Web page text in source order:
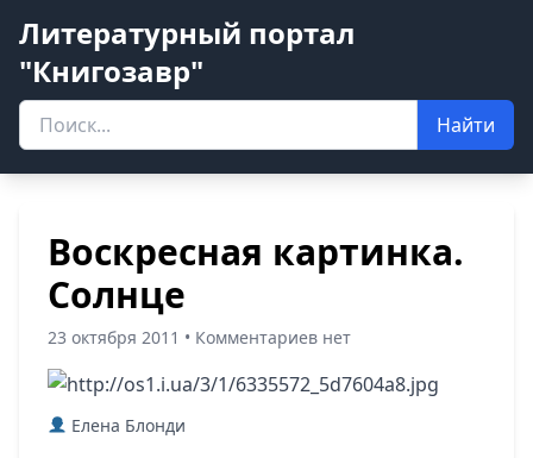
Литературный портал
"Книгозавр"
Найти
Воскресная картинка.
Солнце
23 октября 2011 • Комментариев нет
Елена Блонди